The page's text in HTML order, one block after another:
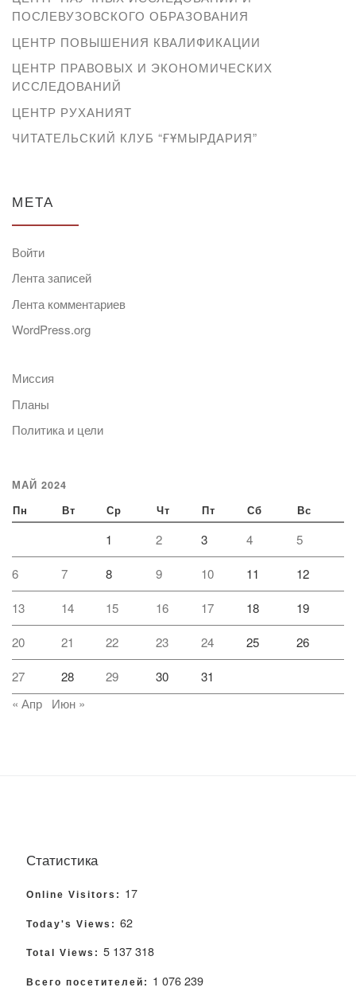
ПОСЛЕВУЗОВСКОГО ОБРАЗОВАНИЯ
ЦЕНТР ПОВЫШЕНИЯ КВАЛИФИКАЦИИ
ЦЕНТР ПРАВОВЫХ И ЭКОНОМИЧЕСКИХ
ИССЛЕДОВАНИЙ
ЦЕНТР РУХАНИЯТ
ЧИТАТЕЛЬСКИЙ КЛУБ “ҒҰМЫРДАРИЯ”
МЕТА
Войти
Лента записей
Лента комментариев
WordPress.org
Миссия
Планы
Политика и цели
МАЙ 2024
Пн Вт Ср Чт Пт Сб Вс
1 2 3 4 5
6 7 8 9 10 11 12
13 14 15 16 17 18 19
20 21 22 23 24 25 26
27 28 29 30
31
« Апр
Июн »
Статистика
Online Visitors: 17
Today's Views: 62
Total Views: 5 137 318
Всего посетителей: 1 076 239